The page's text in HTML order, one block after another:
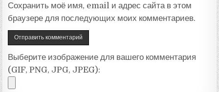
Сохранить моё имя, email и адрес сайта в этом
браузере для последующих моих комментариев.
Выберите изображение для вашего комментария
(GIF, PNG, JPG, JPEG):